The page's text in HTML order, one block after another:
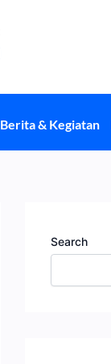
Berita & Kegiatan
Search